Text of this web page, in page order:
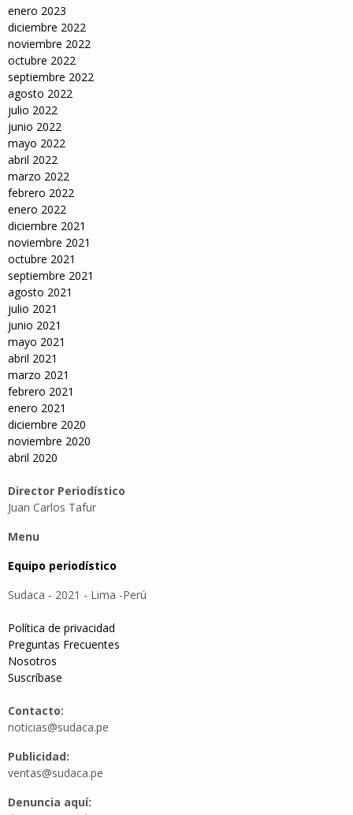
enero 2023
diciembre 2022
noviembre 2022
octubre 2022
septiembre 2022
agosto 2022
julio 2022
junio 2022
mayo 2022
abril 2022
marzo 2022
febrero 2022
enero 2022
diciembre 2021
noviembre 2021
octubre 2021
septiembre 2021
agosto 2021
julio 2021
junio 2021
mayo 2021
abril 2021
marzo 2021
febrero 2021
enero 2021
diciembre 2020
noviembre 2020
abril 2020
Director Periodístico
Juan Carlos Tafur
Menu
Equipo periodístico
Sudaca - 2021 - Lima -Perú
Política de privacidad
Preguntas Frecuentes
Nosotros
Suscríbase
Contacto:
noticias@sudaca.pe
Publicidad:
ventas@sudaca.pe
Denuncia aquí: